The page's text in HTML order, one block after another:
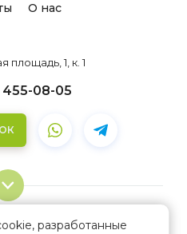
О нас
площадь, 1, к. 1
455-08-05
разработанные